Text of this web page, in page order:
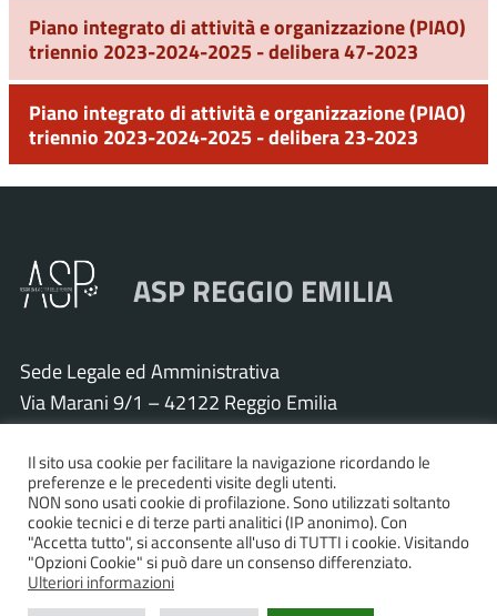
Piano integrato di attività e organizzazione (PIAO)
triennio 2023-2024-2025 - delibera 47-2023
Piano integrato di attività e organizzazione (PIAO)
triennio 2023-2024-2025 - delibera 23-2023
ASP REGGIO EMILIA
Sede Legale ed Amministrativa
Via Marani 9/1 – 42122 Reggio Emilia
Tel. 0522 571011 – Fax 0522 571030
Cod. Fisc. e P.IVA 01925120352
PEC:asp.re@pcert.postecert.it
E-mail:info@asp.re.it
Accessibilità|Privacy policy| Informativa cookies
Il sito usa cookie per facilitare la navigazione ricordando le
preferenze e le precedenti visite degli utenti.
NON sono usati cookie di profilazione. Sono utilizzati soltanto
cookie tecnici e di terze parti analitici (IP anonimo). Con
"Accetta tutto", si acconsente all'uso di TUTTI i cookie. Visitando
"Opzioni Cookie" si può dare un consenso differenziato.
Ulteriori informazioni